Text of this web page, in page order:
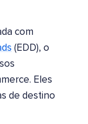
com
(EDD), o
Eles
de destino